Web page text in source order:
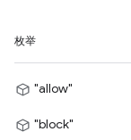
枚举
"allow"
"block"